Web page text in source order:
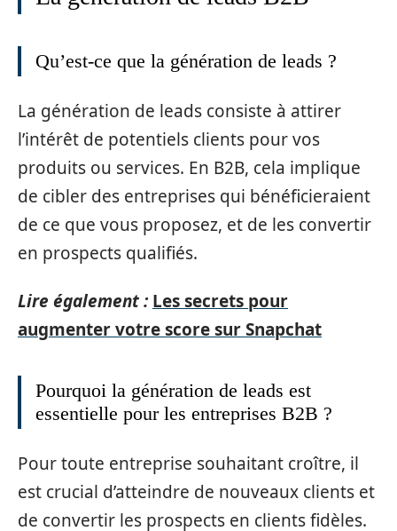
Qu’est-ce que la génération de leads ?
La génération de leads consiste à attirer
l’intérêt de potentiels clients pour vos
produits ou services. En B2B, cela implique
de cibler des entreprises qui bénéficieraient
de ce que vous proposez, et de les convertir
en prospects qualifiés.
Lire également : Les secrets pour
augmenter votre score sur Snapchat
Pourquoi la génération de leads est
essentielle pour les entreprises B2B ?
Pour toute entreprise souhaitant croître, il
est crucial d’atteindre de nouveaux clients et
de convertir les prospects en clients fidèles.